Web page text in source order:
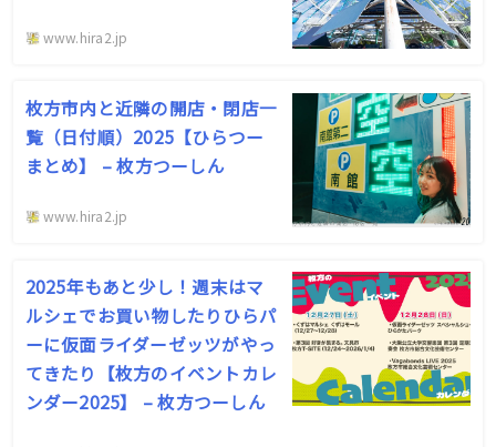
www.hira2.jp
枚方市内と近隣の開店・閉店一
覧（日付順）2025【ひらつー
まとめ】 – 枚方つーしん
www.hira2.jp
2025年もあと少し！週末はマ
ルシェでお買い物したりひらパ
ーに仮面ライダーゼッツがやっ
てきたり【枚方のイベントカレ
ンダー2025】 – 枚方つーしん